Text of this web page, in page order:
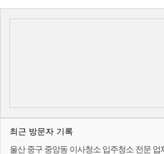
최근 방문자 기록
울산 중구 중앙동 이사청소 입주청소 전문